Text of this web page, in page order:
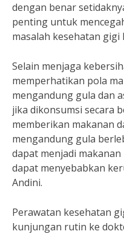
dengan benar
penting untuk
masalah kesehatan gigi
Selain menjaga
memperhatikan pola
mengandung gula dan
jika dikonsumsi secara
memberikan makanan
mengandung gula
dapat menjadi
dapat menyebabkan
Andini.
Perawatan kesehatan
kunjungan rutin ke